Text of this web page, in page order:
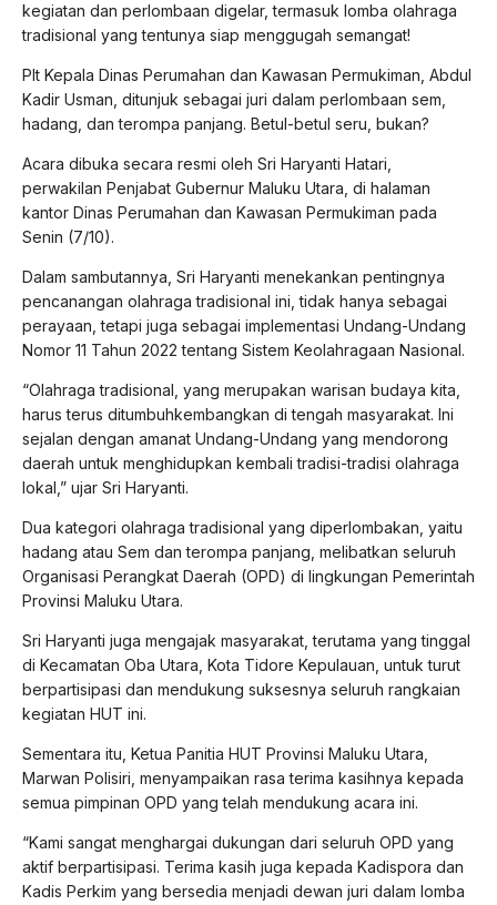
kegiatan dan perlombaan digelar, termasuk lomba olahraga
tradisional yang tentunya siap menggugah semangat!
Plt Kepala Dinas Perumahan dan Kawasan Permukiman, Abdul
Kadir Usman, ditunjuk sebagai juri dalam perlombaan sem,
hadang, dan terompa panjang. Betul-betul seru, bukan?
Acara dibuka secara resmi oleh Sri Haryanti Hatari,
perwakilan Penjabat Gubernur Maluku Utara, di halaman
kantor Dinas Perumahan dan Kawasan Permukiman pada
Senin (7/10).
Dalam sambutannya, Sri Haryanti menekankan pentingnya
pencanangan olahraga tradisional ini, tidak hanya sebagai
perayaan, tetapi juga sebagai implementasi Undang-Undang
Nomor 11 Tahun 2022 tentang Sistem Keolahragaan Nasional.
“Olahraga tradisional, yang merupakan warisan budaya kita,
harus terus ditumbuhkembangkan di tengah masyarakat. Ini
sejalan dengan amanat Undang-Undang yang mendorong
daerah untuk menghidupkan kembali tradisi-tradisi olahraga
lokal,” ujar Sri Haryanti.
Dua kategori olahraga tradisional yang diperlombakan, yaitu
hadang atau Sem dan terompa panjang, melibatkan seluruh
Organisasi Perangkat Daerah (OPD) di lingkungan Pemerintah
Provinsi Maluku Utara.
Sri Haryanti juga mengajak masyarakat, terutama yang tinggal
di Kecamatan Oba Utara, Kota Tidore Kepulauan, untuk turut
berpartisipasi dan mendukung suksesnya seluruh rangkaian
kegiatan HUT ini.
Sementara itu, Ketua Panitia HUT Provinsi Maluku Utara,
Marwan Polisiri, menyampaikan rasa terima kasihnya kepada
semua pimpinan OPD yang telah mendukung acara ini.
“Kami sangat menghargai dukungan dari seluruh OPD yang
aktif berpartisipasi. Terima kasih juga kepada Kadispora dan
Kadis Perkim yang bersedia menjadi dewan juri dalam lomba